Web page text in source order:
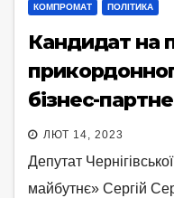
КОМПРОМАТ ПОЛІТИКА
Кандидат на
бізнес-
ЛЮТ 14, 2023
Депутат
майбутнє» Сергій